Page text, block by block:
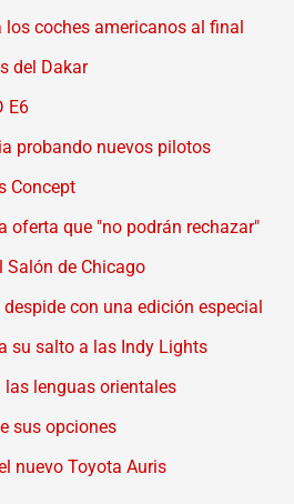
coches americanos al final
del Dakar
E6
probando nuevos pilotos
Concept
oferta que "no podrán rechazar"
Salón de Chicago
con una edición especial
su salto a las Indy Lights
las lenguas orientales
sus opciones
nuevo Toyota Auris